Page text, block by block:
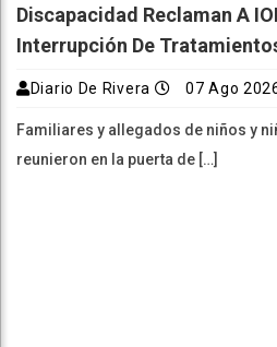
Discapacidad Reclaman A
Interrupción De
Diario De Rivera 07 Ago
Familiares y allegados de niños y
reunieron en la puerta de […]